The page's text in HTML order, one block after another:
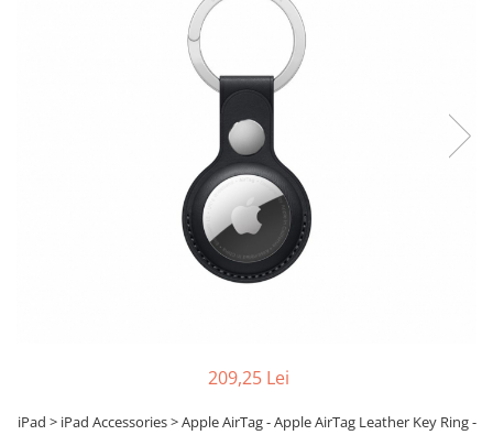
Sisteme PC & Periferice
Sisteme Desktop & Monitoare
Microfoane & Casti Gaming
Mouse Gaming
209,25 Lei
iPad > iPad Accessories > Apple AirTag - Apple AirTag Leather Key Ring -